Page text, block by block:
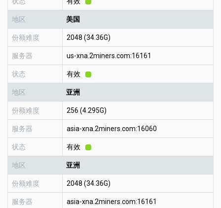
地区 美国
份额难度 2048 (34.36G)
服务器 us-xna.2miners.com:16161
状态 有效
地区 亚洲
份额难度 256 (4.295G)
服务器 asia-xna.2miners.com:16060
状态 有效
地区 亚洲
份额难度 2048 (34.36G)
服务器 asia-xna.2miners.com:16161